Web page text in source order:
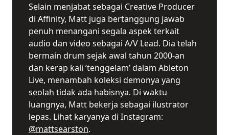
Selain menjabat sebagai Creative Producer
di Affinity, Matt juga bertanggung jawab
penuh menangani segala aspek terkait
audio dan video sebagai A/V Lead. Dia telah
bermain drum sejak awal tahun 2000-an
dan kerap kali ’tenggelam’ dalam Ableton
Live, menambah koleksi demonya yang
seolah tidak ada habisnya. Di waktu
luangnya, Matt bekerja sebagai ilustrator
lepas. Lihat karyanya di Instagram:
@mattsearston.